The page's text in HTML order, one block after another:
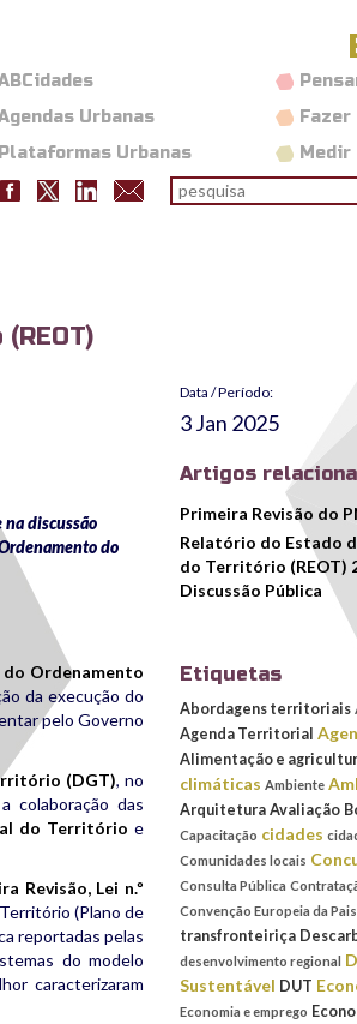
Fazer
Medir
Urbanas
Plataformas Urbanas
Formulário de
pesquisar
discussão
do
Ordenamento
da execução do
pelo Governo
(DGT), no
colaboração das
do Território e
Revisão, Lei n.º
(Plano de
reportadas pelas
do modelo
caracterizaram
Data / Período:
3 Jan 2025
Artigos
Primeira Revisão do
Relatório do Estado
do Território (REOT)
Discussão Pública
Etiquetas
Abordagens territoriais
Agenda Territorial
Alimentação e
climáticas Ambiente
Arquitetura Avaliação
Capacitação cidades
Comunidades locais
Consulta Pública
Convenção Europeia da
transfronteiriça
desenvolvimento regional
Sustentável DUT
Economia e emprego